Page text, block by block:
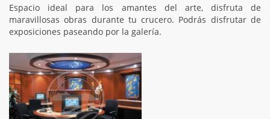
Espacio ideal para los amantes del arte, disfruta de
maravillosas obras durante tu crucero. Podrás disfrutar de
exposiciones paseando por la galería.